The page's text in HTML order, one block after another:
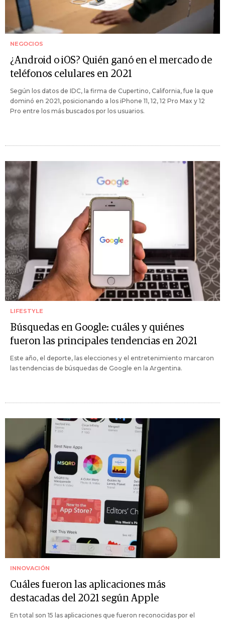
NEGOCIOS
¿Android o iOS? Quién ganó en el mercado de
teléfonos celulares en 2021
Según los datos de IDC, la firma de Cupertino, California, fue la que
dominó en 2021, posicionando a los iPhone 11, 12, 12 Pro Max y 12
Pro entre los más buscados por los usuarios.
LIFESTYLE
Búsquedas en Google: cuáles y quiénes
fueron las principales tendencias en 2021
Este año, el deporte, las elecciones y el entretenimiento marcaron
las tendencias de búsquedas de Google en la Argentina.
INNOVACIÓN
Cuáles fueron las aplicaciones más
destacadas del 2021 según Apple
En total son 15 las aplicaciones que fueron reconocidas por el